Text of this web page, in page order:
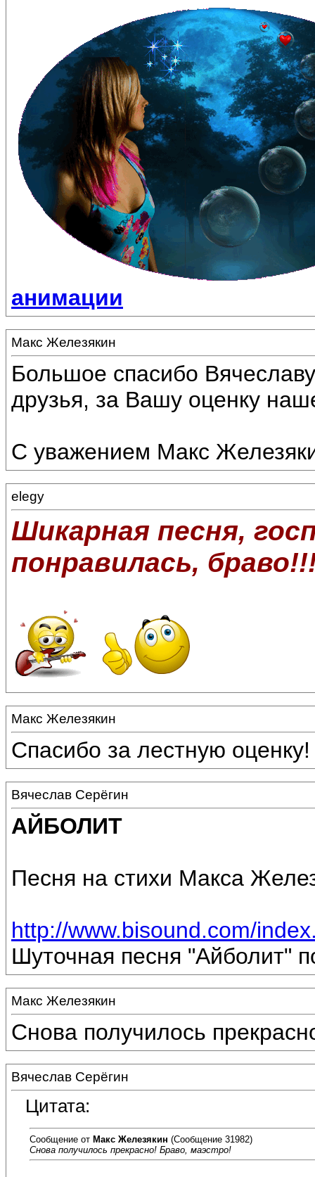
анимации
Макс Железякин
Большое спасибо
друзья, за Вашу оценку
С уважением Макс
elegy
Шикарная песня,
понравилась,
Макс Железякин
Спасибо за лестную оценку!
Вячеслав Серёгин
АЙБОЛИТ
Песня на стихи Макса
http://www.bisound.com/
Шуточная песня "Айболит"
Макс Железякин
Снова получилось
Вячеслав Серёгин
Цитата:
Сообщение от Макс Железякин (Сообщение 31982)
Снова получилось прекрасно! Браво, маэстро!